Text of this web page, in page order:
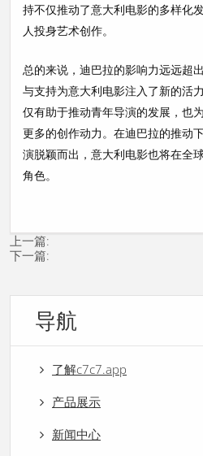
持不仅推动了意大利电影的多样化
人投身艺术创作。
总的来说，迪巴拉的影响力远远超
与支持为意大利电影注入了新的活
仅有助于推动青年导演的发展，也
更多的创作动力。在迪巴拉的推动
演脱颖而出，意大利电影也将在全
角色。
上一篇:
下一篇:
导航
了解c7c7.app
产品展示
新闻中心